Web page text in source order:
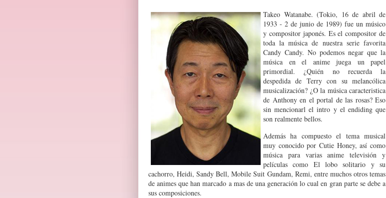
Takeo Watanabe. (Tokio, 16 de abril de
1933 - 2 de junio de 1989) fue un músico
y compositor japonés. Es el compositor de
toda la música de nuestra serie favorita
Candy Candy. No podemos negar que la
música en el anime juega un papel
primordial. ¿Quién no recuerda la
despedida de Terry con su melancólica
musicalización? ¿O la música caracteristica
de Anthony en el portal de las rosas? Eso
sin mencionarl el intro y el endiding que
son realmente bellos.
Además ha compuesto el tema musical
muy conocido por Cutie Honey, así como
música para varias anime televisión y
películas como El lobo solitario y su
cachorro, Heidi, Sandy Bell, Mobile Suit Gundam, Remi, entre muchos otros temas
de animes que han marcado a mas de una generación lo cual en gran parte se debe a
sus composiciones.